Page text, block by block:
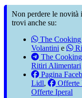
Non perdere le
trovi anche su:
The
Volantini e
The
Ritiri Alimentari
Pagina
Lidl, Offerte
Offerte Iperal